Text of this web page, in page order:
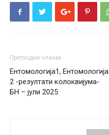
Претходни чланак
Ентомологија1, Ентомологија
2 -резултати колоквијума-
БН – јули 2025